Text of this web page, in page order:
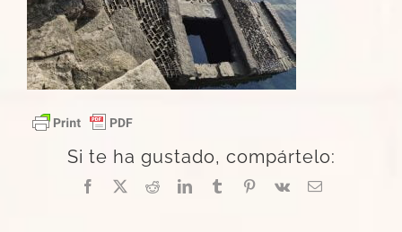
Si te ha gustado, compártelo:
Facebook
X RedditLinkedInTumblrPinterest
Vk
Correo